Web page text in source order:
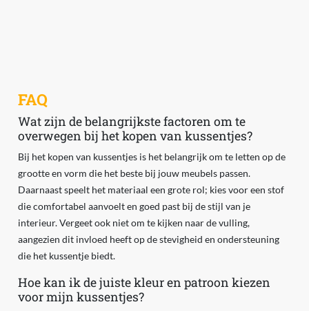
FAQ
Wat zijn de belangrijkste factoren om te
overwegen bij het kopen van kussentjes?
Bij het kopen van kussentjes is het belangrijk om te letten op de
grootte en vorm die het beste bij jouw meubels passen.
Daarnaast speelt het materiaal een grote rol; kies voor een stof
die comfortabel aanvoelt en goed past bij de stijl van je
interieur. Vergeet ook niet om te kijken naar de vulling,
aangezien dit invloed heeft op de stevigheid en ondersteuning
die het kussentje biedt.
Hoe kan ik de juiste kleur en patroon kiezen
voor mijn kussentjes?